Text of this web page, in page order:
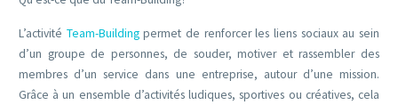
L’activité Team-Buildingpermet de renforcer les liens sociaux au sein
d’un groupe de personnes, de souder, motiver et rassembler des
membres d’un service dans une entreprise, autour d’une mission.
Grâce à un ensemble d’activités ludiques, sportives ou créatives, cela